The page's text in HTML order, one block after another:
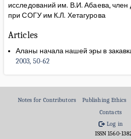
исследований им. В.И. Абаева, член
при СОГУ им К.Л. Хетагурова
Articles
Аланы начала нашей эры в
2003, 50-62
Notes for Contributors Publishing Ethics
Contacts
Log in
ISSN 1560-